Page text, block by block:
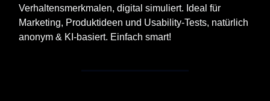
Verhaltensmerkmalen, digital simuliert. Ideal für
Marketing, Produktideen und Usability‑Tests, natürlich
anonym & KI-basiert. Einfach smart!